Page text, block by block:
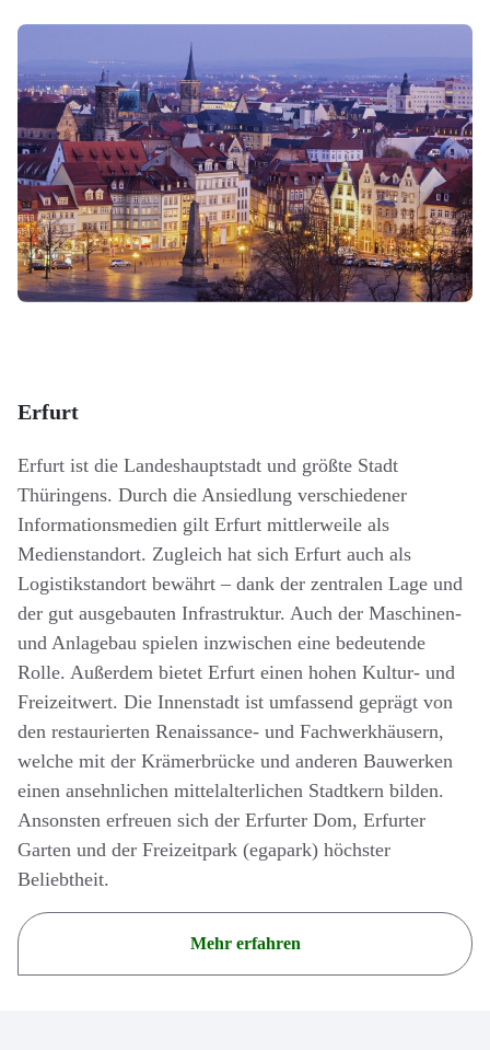
Erfurt
Erfurt ist die Landeshauptstadt und größte Stadt
Thüringens. Durch die Ansiedlung verschiedener
Informationsmedien gilt Erfurt mittlerweile als
Medienstandort. Zugleich hat sich Erfurt auch als
Logistikstandort bewährt – dank der zentralen Lage und
der gut ausgebauten Infrastruktur. Auch der Maschinen-
und Anlagebau spielen inzwischen eine bedeutende
Rolle. Außerdem bietet Erfurt einen hohen Kultur- und
Freizeitwert. Die Innenstadt ist umfassend geprägt von
den restaurierten Renaissance- und Fachwerkhäusern,
welche mit der Krämerbrücke und anderen Bauwerken
einen ansehnlichen mittelalterlichen Stadtkern bilden.
Ansonsten erfreuen sich der Erfurter Dom, Erfurter
Garten und der Freizeitpark (egapark) höchster
Beliebtheit.
Mehr erfahren